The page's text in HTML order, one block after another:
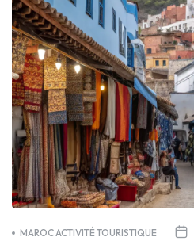
Essaouira
MAROC ACTIVITÉ TOURISTIQUE